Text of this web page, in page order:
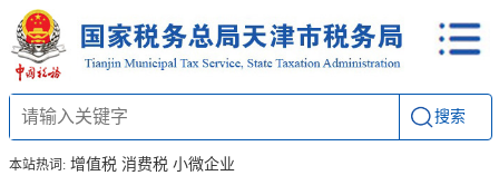
搜索
本站热词: 增值税 消费税 小微企业